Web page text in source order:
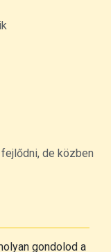
de közben
gondolod a